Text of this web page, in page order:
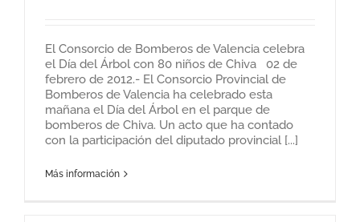
El Consorcio de Bomberos de Valencia celebra
el Día del Árbol con 80 niños de Chiva 02 de
febrero de 2012.- El Consorcio Provincial de
Bomberos de Valencia ha celebrado esta
mañana el Día del Árbol en el parque de
bomberos de Chiva. Un acto que ha contado
con la participación del diputado provincial [...]
Más información